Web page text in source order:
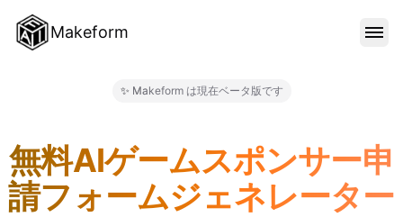
Makeform
ブログ
✨ Makeform は現在ベータ版です
無料AIゲームスポンサー申
請フォームジェネレーター